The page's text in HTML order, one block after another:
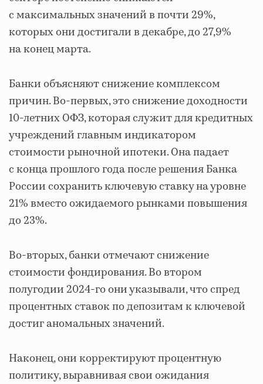
с максимальных значений в почти 29%,
которых они достигали в декабре, до 27,9%
на конец марта.
Банки объясняют снижение комплексом
причин. Во-первых, это снижение доходности
10-летних ОФЗ, которая служит для кредитных
учреждений главным индикатором
стоимости рыночной ипотеки. Она падает
с конца прошлого года после решения Банка
России сохранить ключевую ставку на уровне
21% вместо ожидаемого рынками повышения
до 23%.
Во-вторых, банки отмечают снижение
стоимости фондирования. Во втором
полугодии 2024-го они указывали, что спред
процентных ставок по депозитам к ключевой
достиг аномальных значений.
Наконец, они корректируют процентную
политику, выравнивая свои ожидания